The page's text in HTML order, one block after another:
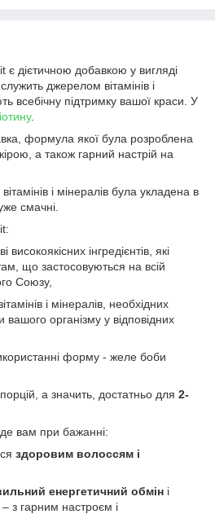
дієтичною добавкою у вигляді
джерелом вітамінів і
всебічну підтримку вашої краси. У
.
формула якої була розроблена
а також гарний настрій на
і мінералів була укладена в
смачні.
інгредієнтів, які
що застосовуються на всій
Союзу,
і мінералів, необхідних
організму у відповідних
форму - желе боби
а значить, достатньо для 2-
вам при бажанні:
здоровим волоссям і
енергетичний обмін і
з гарним настроєм і